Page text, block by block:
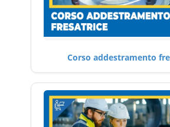
Corso addestramento